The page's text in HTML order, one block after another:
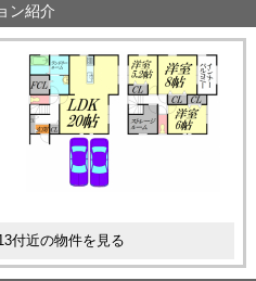
ン紹介
付近の物件を見る